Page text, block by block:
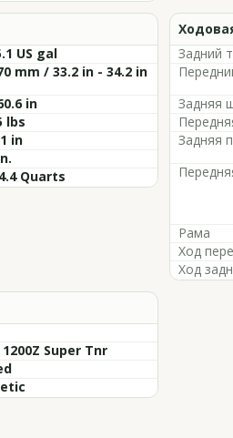
US gal
mm / 33.2 in - 34.2 in
in
lbs
in
Quarts
Задний
Задняя
Задняя
Рама
Ход
Ход
Super Tnr